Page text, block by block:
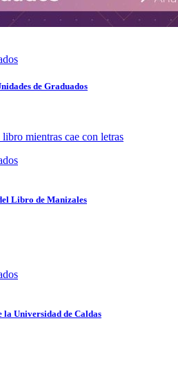
de Graduados
Libro de Manizales
la Universidad de Caldas